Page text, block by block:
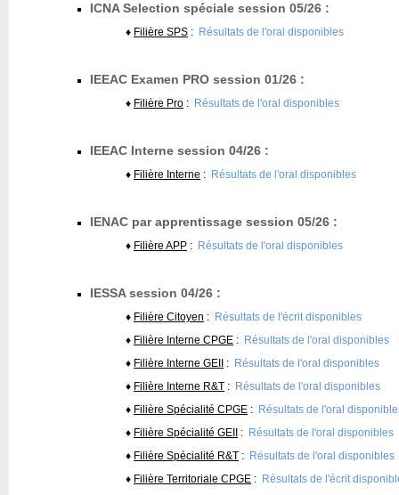
ICNA Selection spéciale session 05/26 :
♦ Filière SPS : Résultats de l'oral disponibles
IEEAC Examen PRO session 01/26 :
♦ Filière Pro : Résultats de l'oral disponibles
IEEAC Interne session 04/26 :
♦ Filière Interne : Résultats de l'oral disponibles
IENAC par apprentissage session 05/26 :
♦ Filière APP : Résultats de l'oral disponibles
IESSA session 04/26 :
♦ Filière Citoyen : Résultats de l'écrit disponibles
♦ Filière Interne CPGE : Résultats de l'oral disponibles
♦ Filière Interne GEII : Résultats de l'oral disponibles
♦ Filière Interne R&T : Résultats de l'oral disponibles
♦ Filière Spécialité CPGE : Résultats de l'oral
♦ Filière Spécialité GEII : Résultats de l'oral disponibles
♦ Filière Spécialité R&T : Résultats de l'oral disponibles
♦ Filière Territoriale CPGE : Résultats de l'écrit